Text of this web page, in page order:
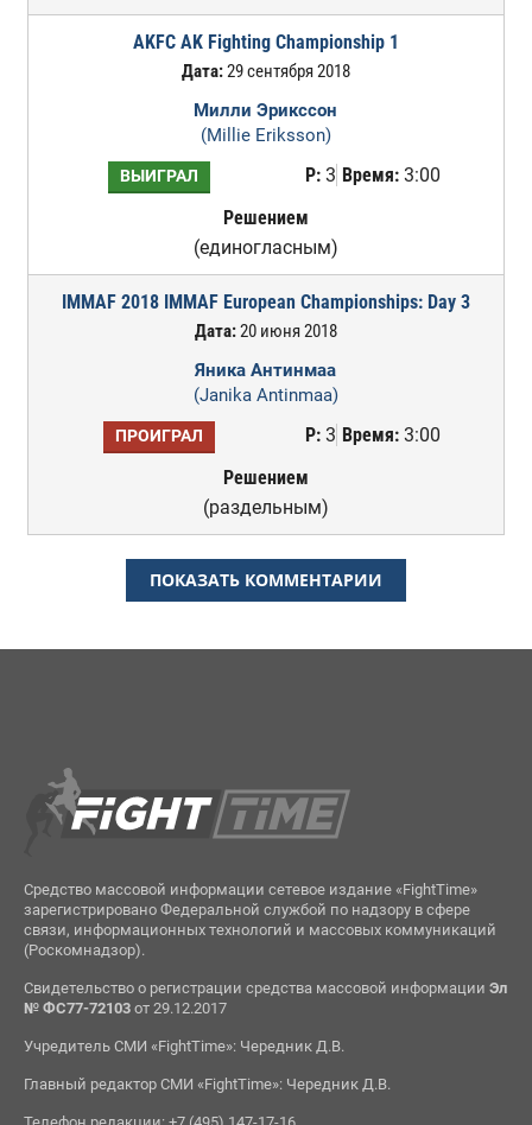
AKFC AK Fighting Championship 1
Дата:29 сентября 2018
Милли Эрикссон
(Millie Eriksson)
ВЫИГРАЛ Р:3 Время:3:00
Решением
(единогласным)
IMMAF 2018 IMMAF European Championships: Day 3
Дата:20 июня 2018
Яника Антинмаа
(Janika Antinmaa)
ПРОИГРАЛ Р:3 Время:3:00
Решением
(раздельным)
ПОКАЗАТЬ КОММЕНТАРИИ
Средство массовой информации сетевое издание «FightTime»
зарегистрировано Федеральной службой по надзору в сфере
связи, информационных технологий и массовых коммуникаций
(Роскомнадзор).
Свидетельство о регистрации средства массовой информации Эл
№ ФС77-72103от 29.12.2017
Учредитель СМИ «FightTime»: Чередник Д.В.
Главный редактор СМИ «FightTime»: Чередник Д.В.